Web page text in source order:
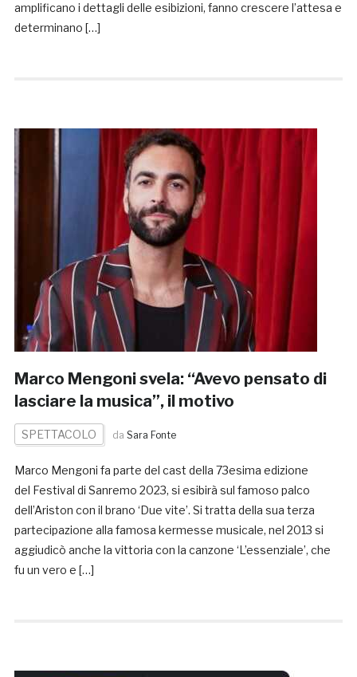
amplificano i dettagli delle esibizioni, fanno crescere l’attesa e
determinano […]
Marco Mengoni svela: “Avevo pensato di
lasciare la musica”, il motivo
SPETTACOLO da Sara Fonte
Marco Mengoni fa parte del cast della 73esima edizione
del Festival di Sanremo 2023, si esibirà sul famoso palco
dell’Ariston con il brano ‘Due vite’. Si tratta della sua terza
partecipazione alla famosa kermesse musicale, nel 2013 si
aggiudicò anche la vittoria con la canzone ‘L’essenziale’, che
fu un vero e […]